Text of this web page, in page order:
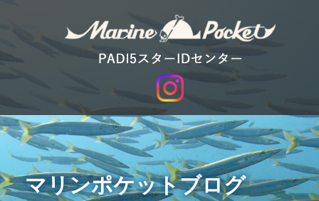
マリンポケットブログ